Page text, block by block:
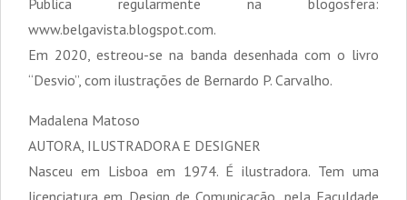
www.belgavista.blogspot.com.
Em 2020, estreou-se na banda desenhada com o livro
“Desvio”, com ilustrações de Bernardo P. Carvalho.
Madalena Matoso
AUTORA, ILUSTRADORA E DESIGNER
Nasceu em Lisboa em 1974. É ilustradora. Tem uma
licenciatura em Design de Comunicação, pela Faculdade